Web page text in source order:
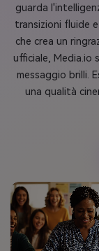
guarda
transizioni fluide
che crea un
ufficiale, Media.io
messaggio brilli.
una qualità